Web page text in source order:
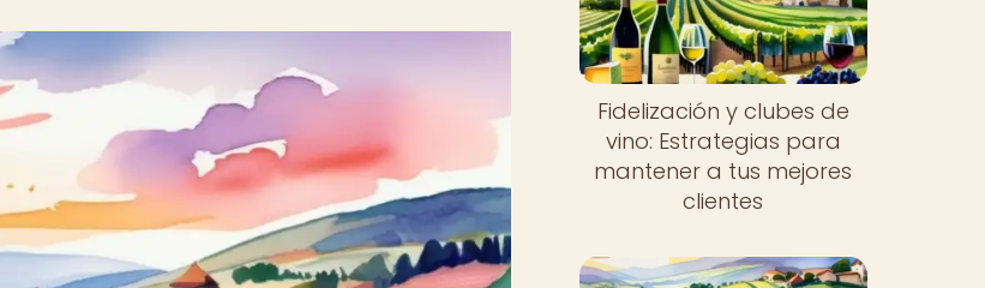
Fidelización y clubes de
vino: Estrategias para
mantener a tus mejores
clientes